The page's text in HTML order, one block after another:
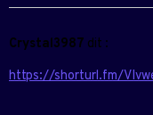
Crystal3987 dit :
https://shorturl.fm/